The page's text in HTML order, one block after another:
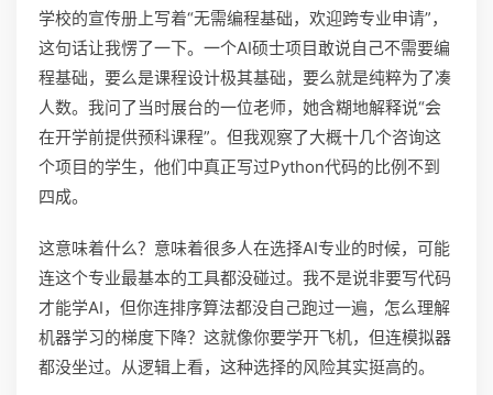
学校的宣传册上写着“无需编程基础，欢迎跨专业申请”，
这句话让我愣了一下。一个AI硕士项目敢说自己不需要编
程基础，要么是课程设计极其基础，要么就是纯粹为了凑
人数。我问了当时展台的一位老师，她含糊地解释说“会
在开学前提供预科课程”。但我观察了大概十几个咨询这
个项目的学生，他们中真正写过Python代码的比例不到
四成。
这意味着什么？意味着很多人在选择AI专业的时候，可能
连这个专业最基本的工具都没碰过。我不是说非要写代码
才能学AI，但你连排序算法都没自己跑过一遍，怎么理解
机器学习的梯度下降？这就像你要学开飞机，但连模拟器
都没坐过。从逻辑上看，这种选择的风险其实挺高的。